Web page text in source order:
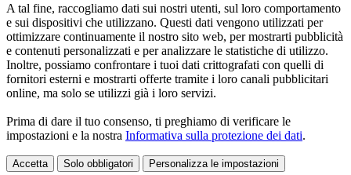
A tal fine, raccogliamo dati sui nostri utenti, sul loro comportamento
e sui dispositivi che utilizzano. Questi dati vengono utilizzati per
ottimizzare continuamente il nostro sito web, per mostrarti pubblicità
e contenuti personalizzati e per analizzare le statistiche di utilizzo.
Inoltre, possiamo confrontare i tuoi dati crittografati con quelli di
fornitori esterni e mostrarti offerte tramite i loro canali pubblicitari
online, ma solo se utilizzi già i loro servizi.
Prima di dare il tuo consenso, ti preghiamo di verificare le
impostazioni e la nostra Informativa sulla protezione dei dati.
Accetta Solo obbligatori Personalizza le impostazioni